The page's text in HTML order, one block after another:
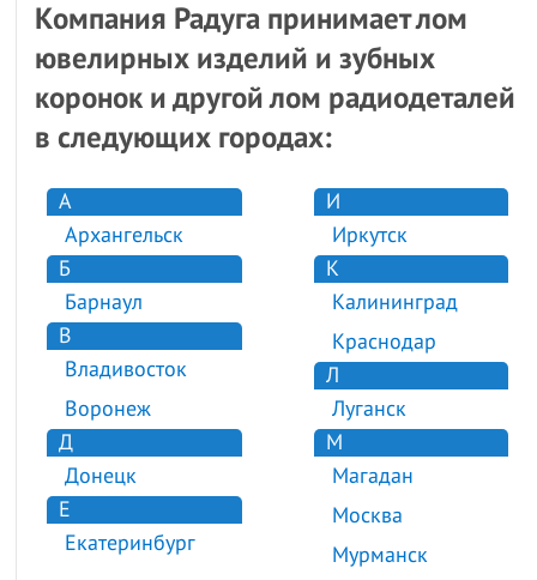
Компания Радуга принимает лом
ювелирных изделий и зубных
коронок и другой лом радиодеталей
в следующих городах:
А
Архангельск
Б
Барнаул
В
Владивосток
Воронеж
Д
Донецк
Е
Екатеринбург
И
Иркутск
К
Калининград
Краснодар
Л
Луганск
М
Магадан
Москва
Мурманск